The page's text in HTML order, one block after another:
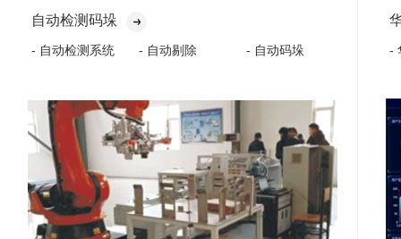
自动检测码垛
- 自动检测系统 - 自动剔除 - 自动码垛 -